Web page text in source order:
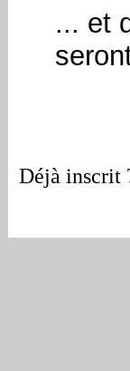
... et
Déjà inscrit